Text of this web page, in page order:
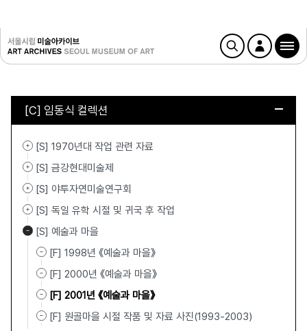
[C] 임동식 컬렉션
[S] 1970년대 작업 관련 자료
[S] 금강현대미술제
[S] 야투자연미술연구회
[S] 독일 유학 시절 및 귀국 후 작업
[S] 예술과 마을
[F] 1998년 《예술과 마을》
[F] 2000년 《예술과 마을》
[F] 2001년 《예술과 마을》
[F] 원골마을 시절 작품 및 자료 사진(1993-2003)